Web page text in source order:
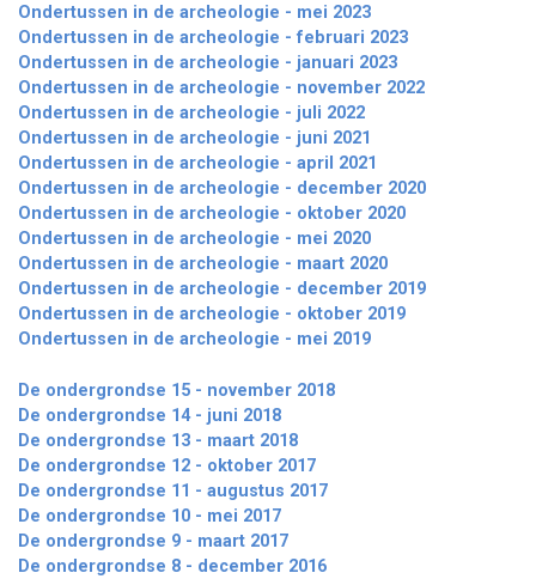
Ondertussen in de archeologie - mei 2023
Ondertussen in de archeologie - februari 2023
Ondertussen in de archeologie - januari 2023
Ondertussen in de archeologie - november 2022
Ondertussen in de archeologie - juli 2022
Ondertussen in de archeologie - juni 2021
Ondertussen in de archeologie - april 2021
Ondertussen in de archeologie - december 2020
Ondertussen in de archeologie - oktober 2020
Ondertussen in de archeologie - mei 2020
Ondertussen in de archeologie - maart 2020
Ondertussen in de archeologie - december 2019
Ondertussen in de archeologie - oktober 2019
Ondertussen in de archeologie - mei 2019
De ondergrondse 15 - november 2018
De ondergrondse 14 - juni 2018
De ondergrondse 13 - maart 2018
De ondergrondse 12 - oktober 2017
De ondergrondse 11 - augustus 2017
De ondergrondse 10 - mei 2017
De ondergrondse 9 - maart 2017
De ondergrondse 8 - december 2016